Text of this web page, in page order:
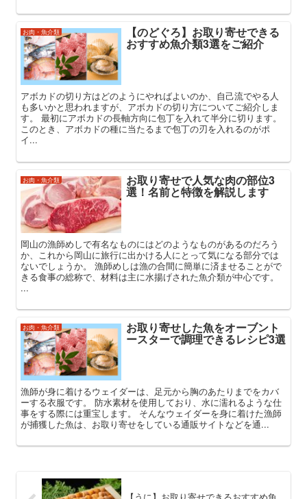
お肉・魚介類 【のどぐろ】お取り寄せできる
おすすめ魚介類3選をご紹介
アボカドの切り方はどのようにやればよいのか、自己流でやる人
も多いかと思われますが、アボカドの切り方についてご紹介しま
す。 最初にアボカドの長軸方向に包丁を入れて半分に切ります。
このとき、アボカドの種に当たるまで包丁の刃を入れるのがポ
イ...
お肉・魚介類 お取り寄せで人気な肉の部位3
選！名前と特徴を解説します
岡山の漁師めしで有名なものにはどのようなものがあるのだろう
か、これから岡山に旅行に出かける人にとって気になる部分では
ないでしょうか。 漁師めしは漁の合間に簡単に済ませることがで
きる食事の総称で、材料は主に水揚げされた魚介類が中心です。
...
お肉・魚介類 お取り寄せした魚をオーブント
ースターで調理できるレシピ3選
漁師が身に着けるウェイダーは、足元から胸のあたりまでをカバ
ーする衣服です。 防水素材を使用しており、水に濡れるような仕
事をする際には重宝します。 そんなウェイダーを身に着けた漁師
が捕獲した魚は、お取り寄せをしている通販サイトなどを通...